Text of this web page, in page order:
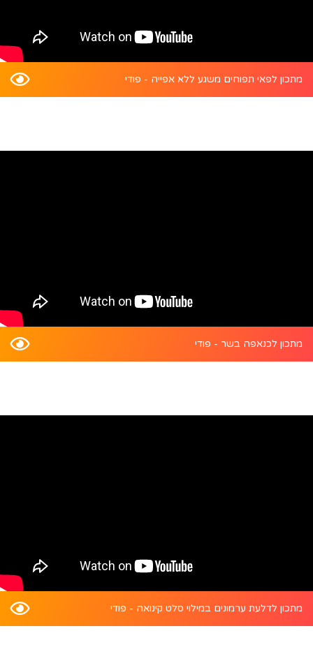
מתכון לפאי תפוחים משגע ללא אפייה - פודי
מתכון לכנאפה בשר - פודי
מתכון לדלעת ערמונים במילוי סלט קינואה - פודי